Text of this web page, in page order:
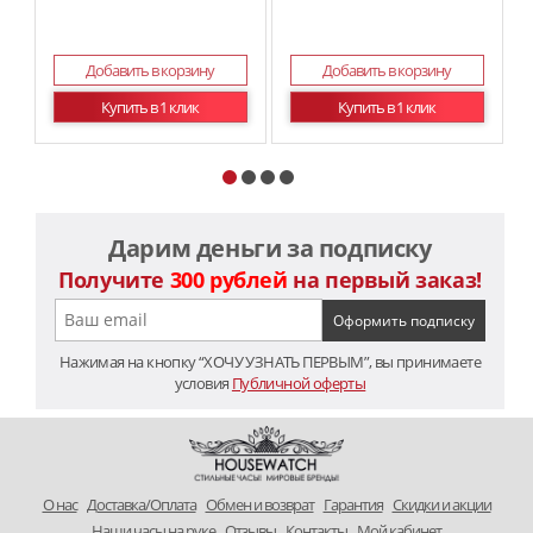
Добавить в корзину
Купить в 1 клик
Добавить в корзину
Купить в 1 клик
Дарим деньги за подписку
Получите 300 рублей на первый заказ!
Нажимая на кнопку “ХОЧУ УЗНАТЬ ПЕРВЫМ”, вы принимаете
условия Публичной оферты
O нас Доставка/Оплата Обмен и возврат Гарантия Скидки и акции